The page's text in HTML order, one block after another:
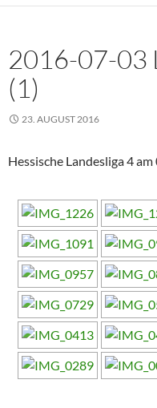
2016-07-03
(1)
23. AUGUST 2016
Hessische Landesliga 4